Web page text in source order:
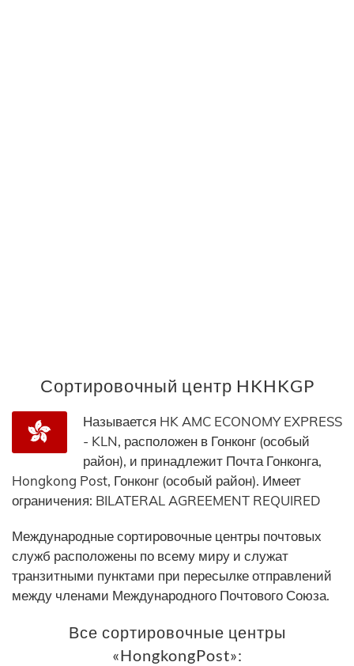
Сортировочный центр HKHKGP
Называется HK AMC ECONOMY EXPRESS
- KLN, расположен в Гонконг (особый
район), и принадлежит Почта Гонконга,
Hongkong Post, Гонконг (особый район). Имеет
ограничения: BILATERAL AGREEMENT REQUIRED
Международные сортировочные центры почтовых
служб расположены по всему миру и служат
транзитными пунктами при пересылке отправлений
между членами Международного Почтового Союза.
Все сортировочные центры
«HongkongPost»: